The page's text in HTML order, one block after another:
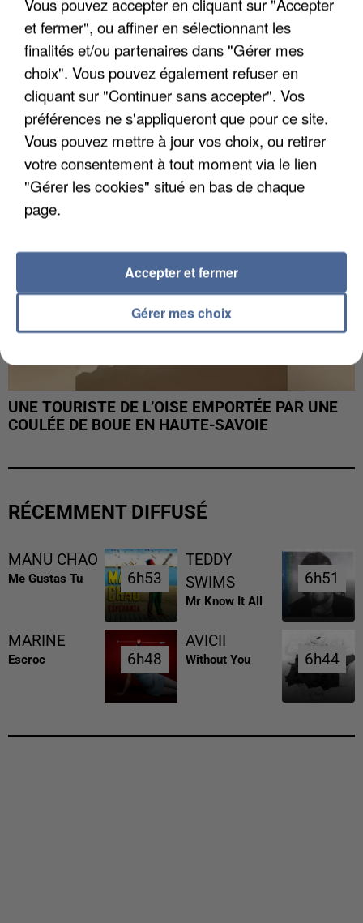
UN SECOND CADRE DE LA DZ MAFIA
INTERPELLÉ EN ALGÉRIE
UNE TOURISTE DE L’OISE EMPORTÉE PAR UNE
COULÉE DE BOUE EN HAUTE-SAVOIE
RÉCEMMENT DIFFUSÉ
MANU CHAO
Me Gustas Tu 6h53
6h53
TEDDY
SWIMS
Mr Know It All
6h51
6h51
MARINE
Escroc 6h48
6h48
AVICII
Without You 6h44
6h44
et fermer", ou affiner en sélectionnant les
finalités et/ou partenaires dans "Gérer mes
choix". Vous pouvez également refuser en
cliquant sur "Continuer sans accepter". Vos
préférences ne s'appliqueront que pour ce site.
Vous pouvez mettre à jour vos choix, ou retirer
votre consentement à tout moment via le lien
"Gérer les cookies" situé en bas de chaque
page.
Gérer mes choix
Accepter et fermer